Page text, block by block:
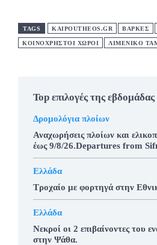
TAGS KAIPOUTHEOS.GR ΒΑΡΚΕΣ
ΚΟΙΝΟΧΡΗΣΤΟΙ ΧΩΡΟΙ ΛΙΜΕΝΙΚΟ
Top επιλογές της εβδομάδας
Δρομολόγια πλοίων
Αναχωρήσεις πλοίων και
έως 9/8/26.Departures from
Ελλάδα
Τροχαίο με φορτηγά στην
Ελλάδα
Νεκροί οι 2 επιβαίνοντες του
στην Ψάθα.